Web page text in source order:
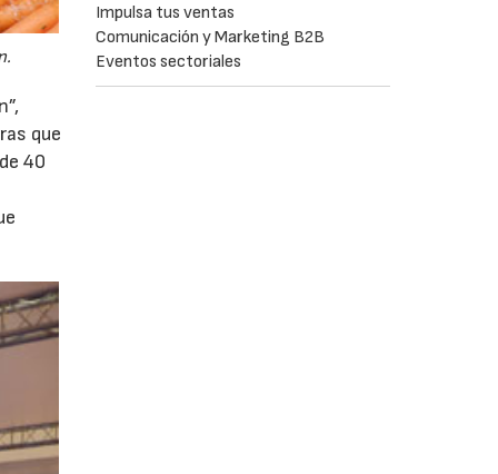
que
40
Impulsa tus ventas
Comunicación y Marketing B2B
Eventos sectoriales